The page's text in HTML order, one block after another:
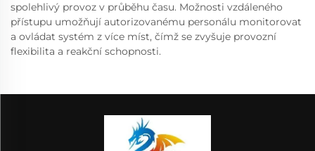
spolehlivý provoz v průběhu času. Možnosti vzdáleného
přístupu umožňují autorizovanému personálu monitorovat
a ovládat systém z více míst, čímž se zvyšuje provozní
flexibilita a reakční schopnosti.